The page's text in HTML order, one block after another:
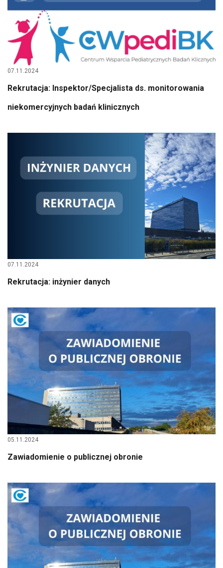
07.11.2024
Rekrutacja: Inspektor/Specjalista ds. monitorowania
niekomercyjnych badań klinicznych
07.11.2024
Rekrutacja: inżynier danych
05.11.2024
Zawiadomienie o publicznej obronie